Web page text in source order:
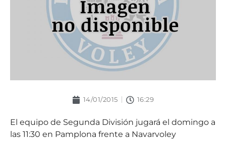
14/01/2015 16:29
El equipo de Segunda División jugará el domingo a
las 11:30 en Pamplona frente a Navarvoley